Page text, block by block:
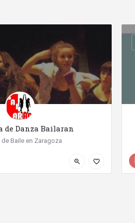
de Danza Bailaran
de Baile en Zaragoza
zoom_in favorite_border